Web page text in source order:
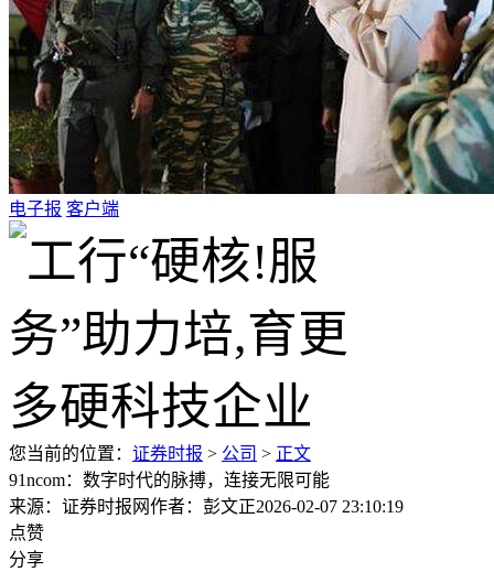
电子报 客户端
您当前的位置： 证券时报 > 公司 > 正文
91ncom：数字时代的脉搏，连接无限可能
来源：证券时报网作者：彭文正2026-02-07 23:10:19
点赞
分享